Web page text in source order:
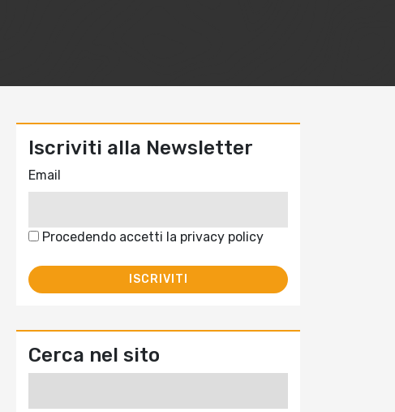
Iscriviti alla Newsletter
Email
Procedendo accetti la privacy policy
Cerca nel sito